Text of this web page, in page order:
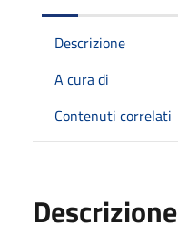
Descrizione
A cura di
Contenuti correlati
Descrizione